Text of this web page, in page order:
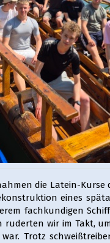
die Latein-Kurse
eines
fachkundigen
ruderten wir im Takt,
war. Trotz